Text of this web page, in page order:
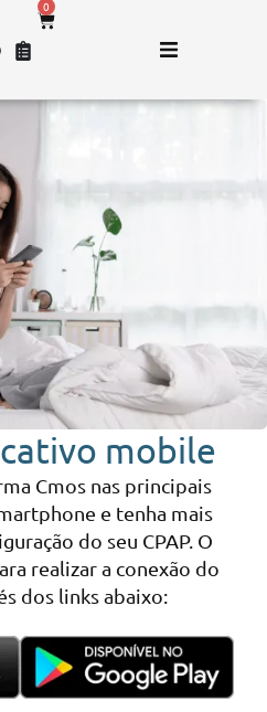
0
mobile
Cmos nas principais
e tenha mais
do seu CPAP. O
realizar a conexão do
dos links abaixo: